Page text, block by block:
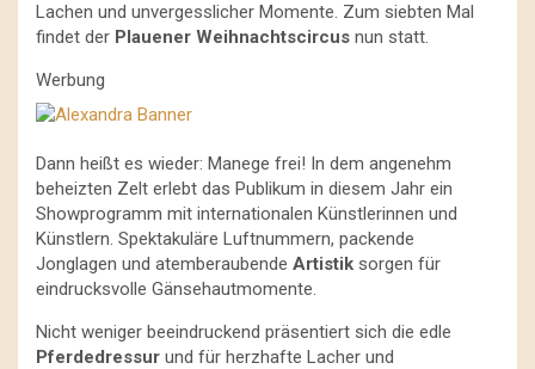
Lachen und unvergesslicher Momente. Zum siebten Mal
findet der Plauener Weihnachtscircus nun statt.
Werbung
Dann heißt es wieder: Manege frei! In dem angenehm
beheizten Zelt erlebt das Publikum in diesem Jahr ein
Showprogramm mit internationalen Künstlerinnen und
Künstlern. Spektakuläre Luftnummern, packende
Jonglagen und atemberaubende Artistik sorgen für
eindrucksvolle Gänsehautmomente.
Nicht weniger beeindruckend präsentiert sich die edle
Pferdedressur und für herzhafte Lacher und